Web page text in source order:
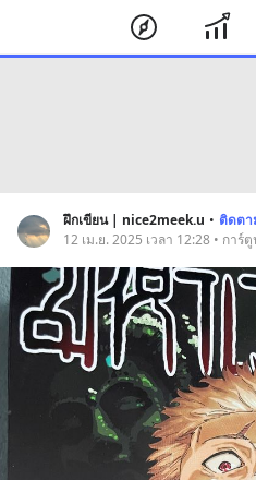
ฝึกเขียน | nice2meek.u • ติดตา
12 เม.ย. 2025 เวลา 12:28 • การ์